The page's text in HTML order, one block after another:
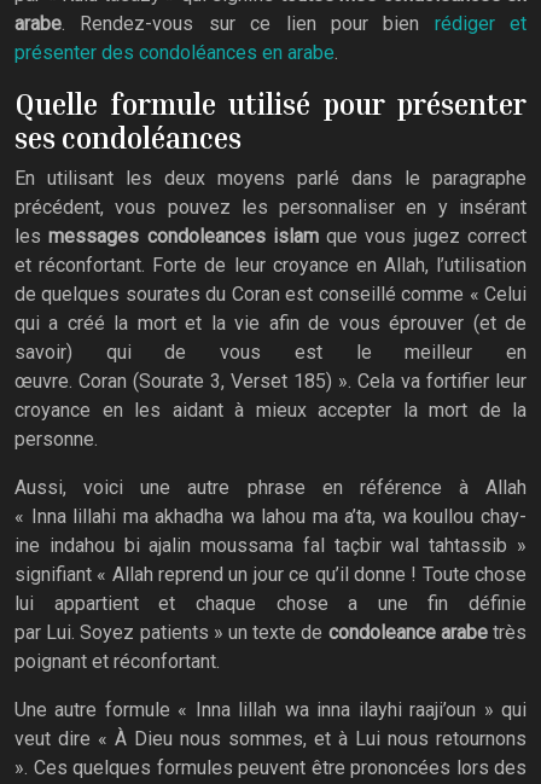
arabe. Rendez-vous sur ce lien pour bien rédiger et
présenter des condoléances en arabe.
Quelle formule utilisé pour présenter
ses condoléances
En utilisant les deux moyens parlé dans le paragraphe
précédent, vous pouvez les personnaliser en y insérant
lesmessages condoleances islamque vous jugez correct
et réconfortant. Forte de leur croyance en Allah, l’utilisation
de quelques sourates du Coran est conseillé comme « Celui
qui a créé la mort et la vie afin de vous éprouver (et de
savoir) qui de vous est le meilleur en
œuvre. Coran (Sourate 3, Verset 185) ». Cela va fortifier leur
croyance en les aidant à mieux accepter la mort de la
personne.
Aussi, voici une autre phrase en référence à Allah
« Inna lillahi ma akhadha wa lahou ma a’ta, wa koullou chay-
ine indahou bi ajalin moussama fal taçbir wal tahtassib »
signifiant « Allah reprend un jour ce qu’il donne ! Toute chose
lui appartient et chaque chose a une fin définie
par Lui. Soyez patients » un texte de condoleance arabetrès
poignant et réconfortant.
Une autre formule « Inna lillah wa inna ilayhi raaji’oun » qui
veut dire « À Dieu nous sommes, et à Lui nous retournons
». Ces quelques formules peuvent être prononcées lors des